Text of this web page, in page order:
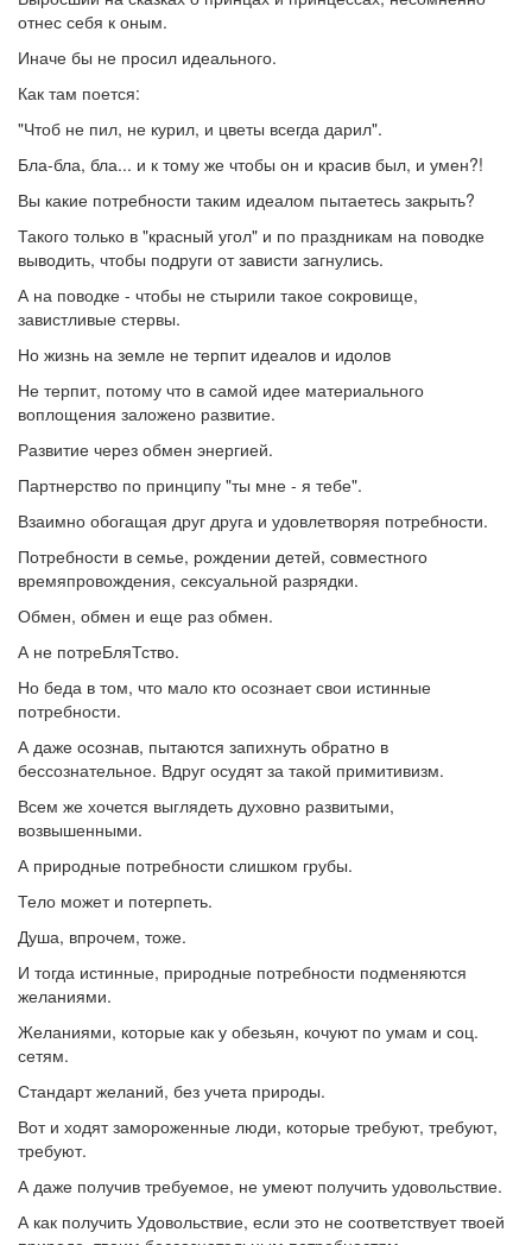
отнес себя к оным.
Иначе бы не просил идеального.
Как там поется:
"Чтоб не пил, не курил, и цветы всегда дарил".
Бла-бла, бла... и к тому же чтобы он и красив был, и умен?!
Вы какие потребности таким идеалом пытаетесь закрыть?
Такого только в "красный угол" и по праздникам на поводке
выводить, чтобы подруги от зависти загнулись.
А на поводке - чтобы не стырили такое сокровище,
завистливые стервы.
Но жизнь на земле не терпит идеалов и идолов
Не терпит, потому что в самой идее материального
воплощения заложено развитие.
Развитие через обмен энергией.
Партнерство по принципу "ты мне - я тебе".
Взаимно обогащая друг друга и удовлетворяя потребности.
Потребности в семье, рождении детей, совместного
времяпровождения, сексуальной разрядки.
Обмен, обмен и еще раз обмен.
А не потреБляТство.
Но беда в том, что мало кто осознает свои истинные
потребности.
А даже осознав, пытаются запихнуть обратно в
бессознательное. Вдруг осудят за такой примитивизм.
Всем же хочется выглядеть духовно развитыми,
возвышенными.
А природные потребности слишком грубы.
Тело может и потерпеть.
Душа, впрочем, тоже.
И тогда истинные, природные потребности подменяются
желаниями.
Желаниями, которые как у обезьян, кочуют по умам и соц.
сетям.
Стандарт желаний, без учета природы.
Вот и ходят замороженные люди, которые требуют, требуют,
требуют.
А даже получив требуемое, не умеют получить удовольствие.
А как получить Удовольствие, если это не соответствует твоей